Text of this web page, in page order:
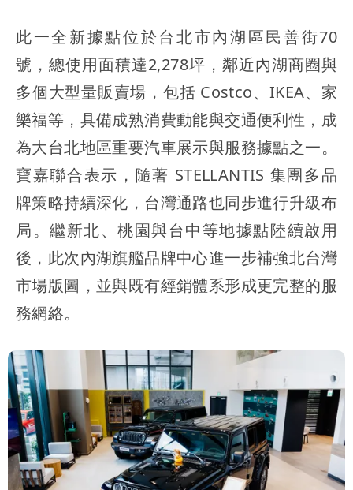
此一全新據點位於台北市內湖區民善街70
號，總使用面積達2,278坪，鄰近內湖商圈與
多個大型量販賣場，包括 Costco、IKEA、家
樂福等，具備成熟消費動能與交通便利性，成
為大台北地區重要汽車展示與服務據點之一。
寶嘉聯合表示，隨著 STELLANTIS 集團多品
牌策略持續深化，台灣通路也同步進行升級布
局。繼新北、桃園與台中等地據點陸續啟用
後，此次內湖旗艦品牌中心進一步補強北台灣
市場版圖，並與既有經銷體系形成更完整的服
務網絡。